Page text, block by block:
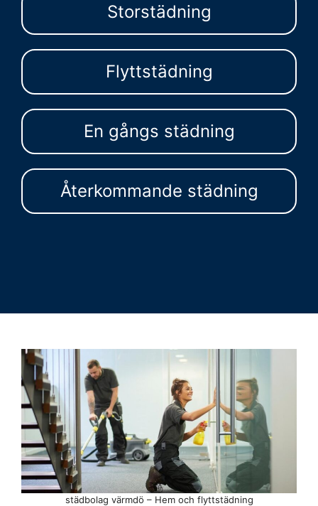
Storstädning
Flyttstädning
En gångs städning
Återkommande städning
städbolag värmdö – Hem och flyttstädning